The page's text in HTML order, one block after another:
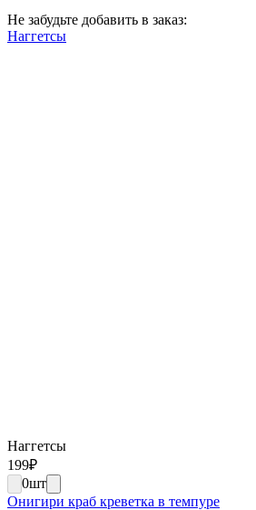
Не забудьте добавить в заказ:
Наггетсы
Наггетсы
199₽
0шт
Онигири краб креветка в темпуре